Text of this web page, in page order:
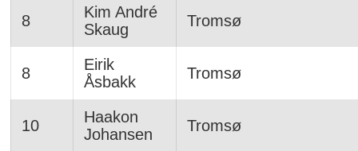
8
Kim André
Skaug
Tromsø
8
Eirik
Åsbakk
Tromsø
10
Haakon
Johansen
Tromsø